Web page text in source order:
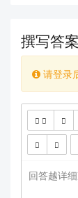
撰写答案
请登录
回答越详